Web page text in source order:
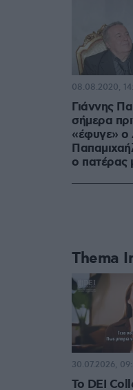
Γιάννης
σήμερα
«έφυγε» ο
ο πατέρας
08.08.2020,
Thema
Το DEI
30.07.2026,